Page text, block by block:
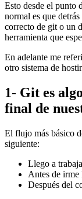
Esto desde el punto
normal es que
correcto de git o un
herramienta que
En adelante me
otro sistema de
1- Git es
final de
El flujo más básico
siguiente:
Llego a
Antes de
Después del